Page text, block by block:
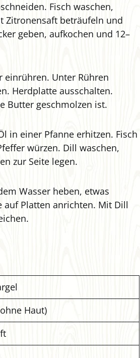
Fisch waschen,
Zitronensaft beträufeln und
geben, aufkochen und 12–
einrühren. Unter Rühren
Herdplatte ausschalten.
Butter geschmolzen ist.
in einer Pfanne erhitzen. Fisch
würzen. Dill waschen,
zur Seite legen.
Wasser heben, etwas
auf Platten anrichten. Mit Dill
Haut)